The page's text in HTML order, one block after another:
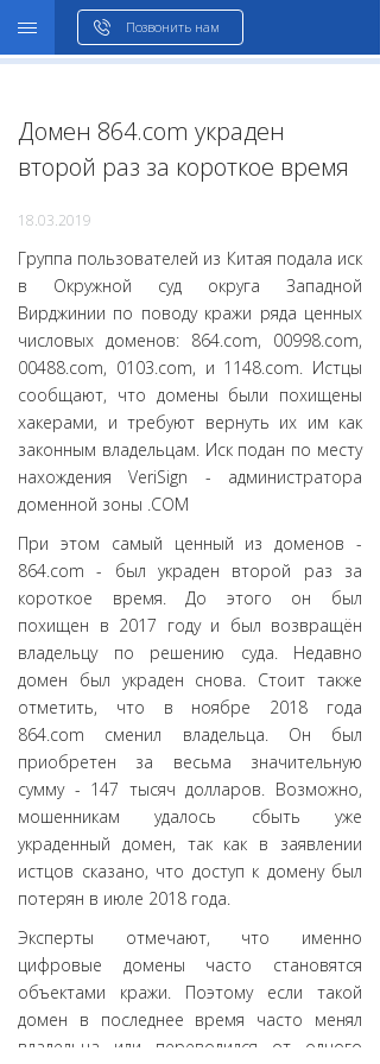
Позвонить нам
Домен 864.com украден
второй раз за короткое время
18.03.2019
Группа пользователей из Китая подала иск
в Окружной суд округа Западной
Вирджинии по поводу кражи ряда ценных
числовых доменов: 864.com, 00998.com,
00488.com, 0103.com, и 1148.com. Истцы
сообщают, что домены были похищены
хакерами, и требуют вернуть их им как
законным владельцам. Иск подан по месту
нахождения VeriSign - администратора
доменной зоны .COM
При этом самый ценный из доменов -
864.com - был украден второй раз за
короткое время. До этого он был
похищен в 2017 году и был возвращён
владельцу по решению суда. Недавно
домен был украден снова. Стоит также
отметить, что в ноябре 2018 года
864.com сменил владельца. Он был
приобретен за весьма значительную
сумму - 147 тысяч долларов. Возможно,
мошенникам удалось сбыть уже
украденный домен, так как в заявлении
истцов сказано, что доступ к домену был
потерян в июле 2018 года.
Эксперты отмечают, что именно
цифровые домены часто становятся
объектами кражи. Поэтому если такой
домен в последнее время часто менял
владельца или переводился от одного